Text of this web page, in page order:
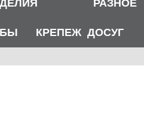
КРЕПЕЖ
РАЗНОЕ
ДОСУГ